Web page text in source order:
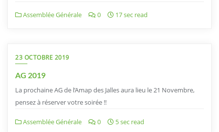
Assemblée Générale 0 17 sec read
23 OCTOBRE 2019
AG 2019
La prochaine AG de l’Amap des Jalles aura lieu le 21 Novembre,
pensez à réserver votre soirée !!
Assemblée Générale 0 5 sec read